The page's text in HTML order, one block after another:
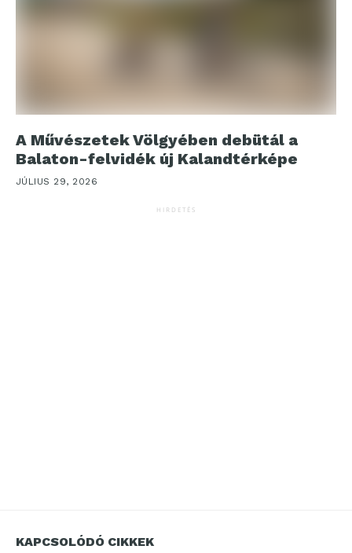
A Művészetek Völgyében debütál a
Balaton-felvidék új Kalandtérképe
JÚLIUS 29, 2026
HIRDETÉS
KAPCSOLÓDÓ CIKKEK